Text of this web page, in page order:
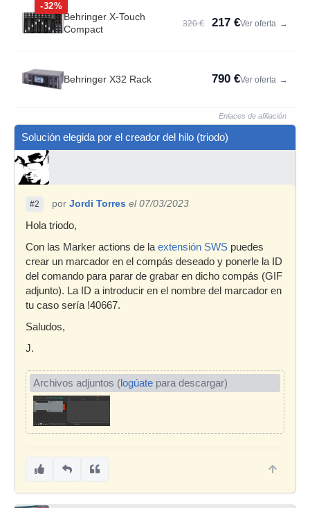
-32%
Behringer X-Touch
Compact
320 € 217 €Ver oferta →
Behringer X32 Rack 790 €Ver oferta →
Enlaces de afiliación
Solución elegida por el creador del hilo (triodo)
#2 por Jordi Torres el 07/03/2023
Hola triodo,
Con las Marker actions de la extensión SWS puedes
crear un marcador en el compás deseado y ponerle la ID
del comando para parar de grabar en dicho compás (GIF
adjunto). La ID a introducir en el nombre del marcador en
tu caso sería !40667.
Saludos,
J.
Archivos adjuntos (logúate para descargar)